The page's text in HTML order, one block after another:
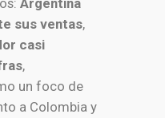
sus ventas,
casi
,
un foco de
a Colombia y